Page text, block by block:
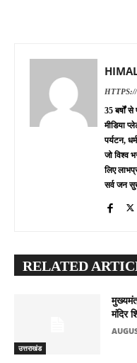
35 बर्षों
मीडिया
पर्यटन,
जो विश्व
लिए
सर्व जन
RELATED
उत्तराखंड
मंदिर